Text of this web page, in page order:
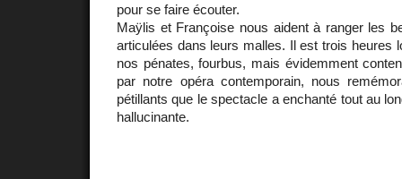
pour se faire écouter.
Maÿlis et Françoise nous aident à ranger les
articulées dans leurs malles. Il est trois heures
nos pénates, fourbus, mais évidemment
par notre opéra contemporain, nous
pétillants que le spectacle a enchanté tout au
hallucinante.